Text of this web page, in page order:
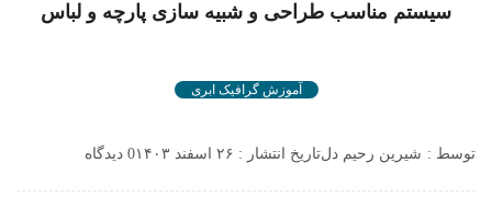
سیستم مناسب طراحی و شبیه سازی پارچه و لباس
آموزش گرافیک ابری
توسط : شیرین رحیم دلتاریخ انتشار : ۲۶ اسفند ۱۴۰۳ 0 دیدگاه